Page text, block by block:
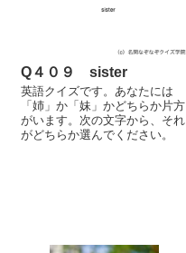
Q４０９ sister
英語クイズです。あなたには
「姉」か「妹」かどちらか片方
がいます。次の文字から、それ
がどちらか選んでください。